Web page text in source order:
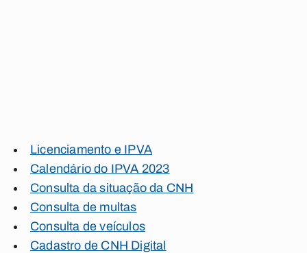
Licenciamento e IPVA
Calendário do IPVA 2023
Consulta da situação da CNH
Consulta de multas
Consulta de veículos
Cadastro de CNH Digital